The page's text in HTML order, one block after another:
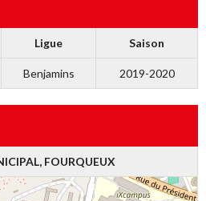
Ligue Saison
Benjamins 2019-2020
FOURQUEUX